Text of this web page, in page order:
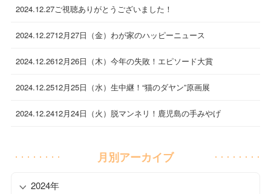
2024.12.27ご視聴ありがとうございました！
2024.12.2712月27日（金）わが家のハッピーニュース
2024.12.2612月26日（木）今年の失敗！エピソード大賞
2024.12.2512月25日（水）生中継！“猫のダヤン”原画展
2024.12.2412月24日（火）脱マンネリ！鹿児島の手みやげ
月別アーカイブ
2024年